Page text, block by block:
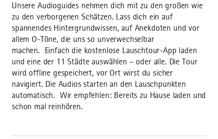
Unsere Audioguides nehmen dich mit zu den großen wie
zu den verborgenen Schätzen. Lass dich ein auf
spannendes Hintergrundwissen, auf Anekdoten und vor
allem O-Töne, die uns so unverwechselbar
machen. Einfach die kostenlose Lauschtour-App laden
und eine der 11 Städte auswählen – oder alle. Die Tour
wird offline gespeichert, vor Ort wirst du sicher
navigiert. Die Audios starten an den Lauschpunkten
automatisch. Wir empfehlen: Bereits zu Hause laden und
schon mal reinhören.